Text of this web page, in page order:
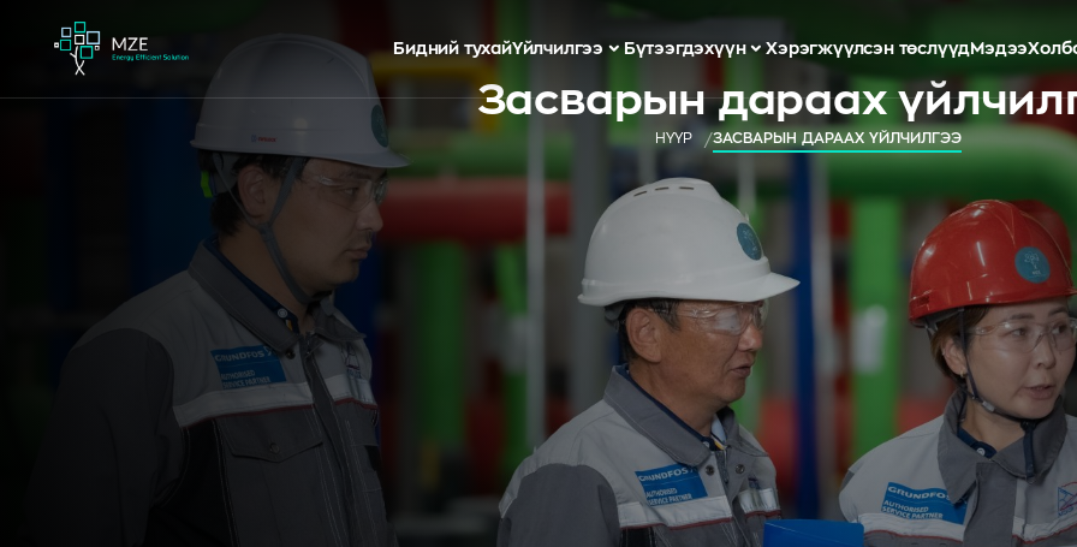
Бидний тухайҮйлчилгээ Бүтээгдэхүүн Хэрэгжүүлсэн төслүүдМэдээ
Засварын дараах
НҮҮР ЗАСВАРЫН ДАРААХ ҮЙЛЧИЛГЭЭ